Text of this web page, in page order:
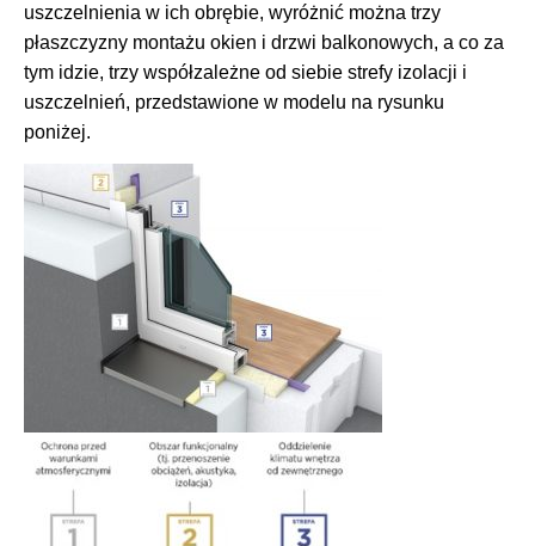
uszczelnienia w ich obrębie, wyróżnić można trzy
płaszczyzny montażu okien i drzwi balkonowych, a co za
tym idzie, trzy współzależne od siebie strefy izolacji i
uszczelnień, przedstawione w modelu na rysunku
poniżej.